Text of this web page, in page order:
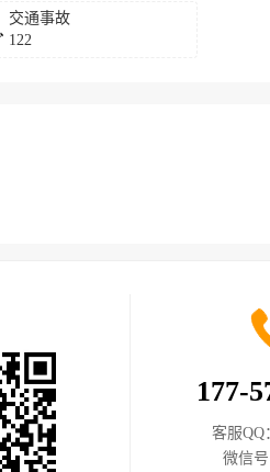
交通事故
122
177-
客服QQ
微信号